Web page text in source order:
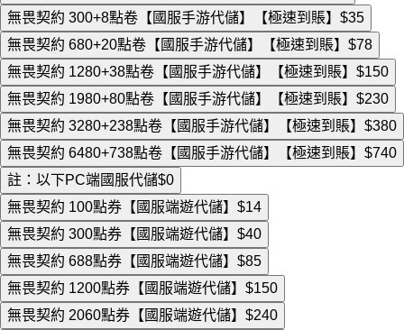
無畏契約 300+8點卷【國服手游代儲】【極速到賬】 $35
無畏契約 680+20點卷【國服手游代儲】【極速到賬】 $78
無畏契約 1280+38點卷【國服手游代儲】【極速到賬】 $150
無畏契約 1980+80點卷【國服手游代儲】【極速到賬】 $230
無畏契約 3280+238點卷【國服手游代儲】【極速到賬】 $380
無畏契約 6480+738點卷【國服手游代儲】【極速到賬】 $740
註：以下PC端國服代儲$0
無畏契約 100點券【國服端遊代儲】 $14
無畏契約 300點券【國服端遊代儲】 $40
無畏契約 688點券【國服端遊代儲】 $85
無畏契約 1200點券【國服端遊代儲】 $150
無畏契約 2060點券【國服端遊代儲】 $240